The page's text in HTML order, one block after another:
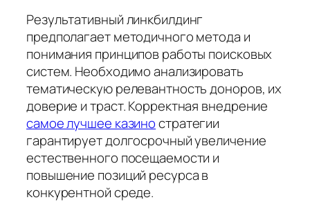
Результативный линкбилдинг
предполагает методичного метода и
понимания принципов работы поисковых
систем. Необходимо анализировать
тематическую релевантность доноров, их
доверие и траст. Корректная внедрение
самое лучшее казиностратегии
гарантирует долгосрочный увеличение
естественного посещаемости и
повышение позиций ресурса в
конкурентной среде.